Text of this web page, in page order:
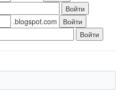
.blogspot.com